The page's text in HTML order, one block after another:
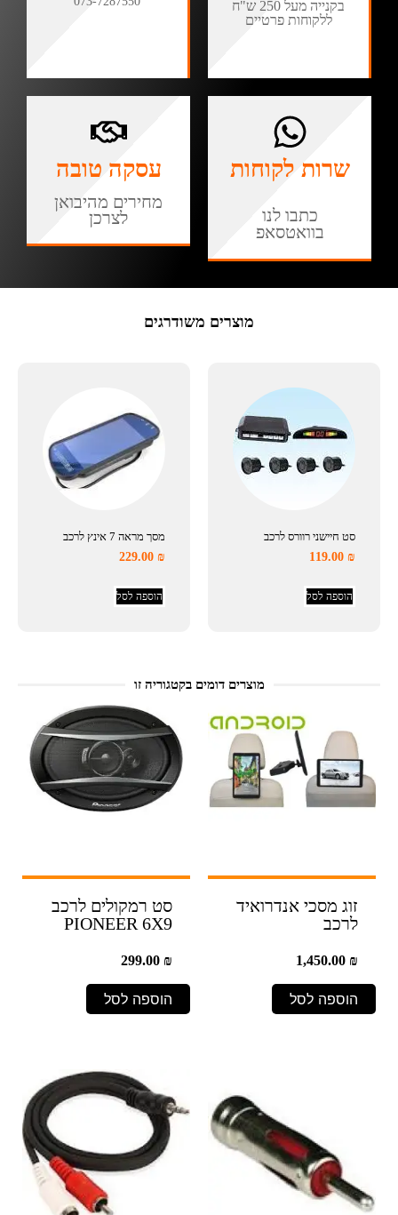
בקנייה מעל 250 ש"ח
ללקוחות פרטיים
שרות לקוחות
כתבו לנו
בוואטסאפ
עסקה טובה
מחירים מהיבואן
לצרכן
מוצרים משודרגים
סט חיישני רוורס לרכב
119.00₪
הוספה לסל
מסך מראה 7 אינץ לרכב
229.00₪
הוספה לסל
מוצרים דומים בקטגוריה זו
זוג מסכי אנדרואיד
לרכב
1,450.00₪
הוספה לסל
סט רמקולים לרכב
PIONEER 6X9
299.00₪
הוספה לסל